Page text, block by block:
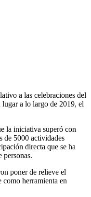
a las celebraciones del
a lo largo de 2019, el
la iniciativa superó con
de 5000 actividades
directa que se ha
personas.
poner de relieve el
como herramienta en